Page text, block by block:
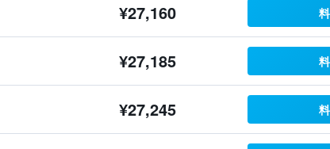
¥27,160
¥27,185
¥27,245